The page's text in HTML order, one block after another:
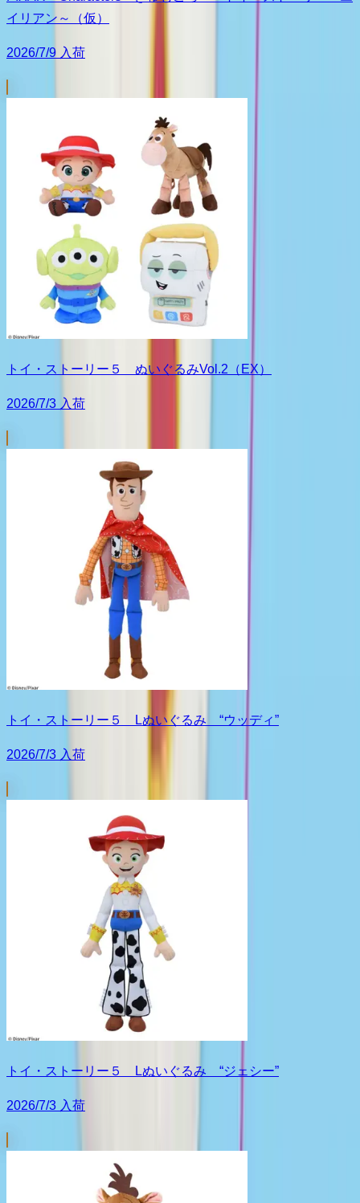
イリアン～（仮）
2026/7/9 入荷
トイ・ストーリー５ ぬいぐるみVol.2（EX）
2026/7/3 入荷
トイ・ストーリー５ Lぬいぐるみ “ウッディ”
2026/7/3 入荷
トイ・ストーリー５ Lぬいぐるみ “ジェシー”
2026/7/3 入荷